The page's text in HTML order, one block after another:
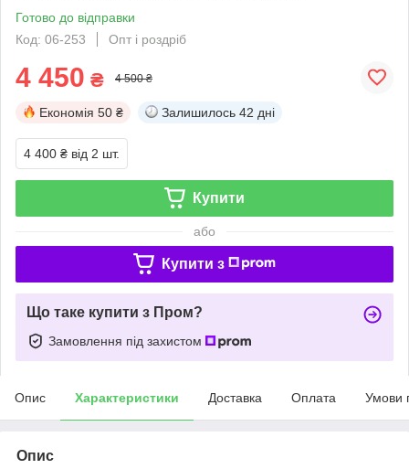
Готово до відправки
Код: 06-253
Опт і роздріб
4 450 ₴ 4 500 ₴
Економія 50 ₴ Залишилось 42 дні
4 400 ₴ від 2 шт.
Купити
або
Купити з
Що таке купити з Пром?
Замовлення під захистом
Опис Характеристики Доставка Оплата Умови
Опис